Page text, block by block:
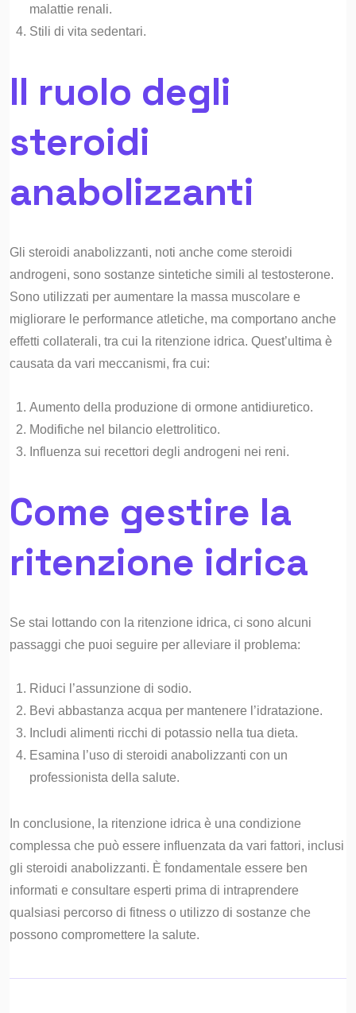
malattie renali.
Stili di vita sedentari.
Il ruolo degli
steroidi
anabolizzanti
Gli steroidi anabolizzanti, noti anche come steroidi
androgeni, sono sostanze sintetiche simili al testosterone.
Sono utilizzati per aumentare la massa muscolare e
migliorare le performance atletiche, ma comportano anche
effetti collaterali, tra cui la ritenzione idrica. Quest’ultima è
causata da vari meccanismi, fra cui:
Aumento della produzione di ormone antidiuretico.
Modifiche nel bilancio elettrolitico.
Influenza sui recettori degli androgeni nei reni.
Come gestire la
ritenzione idrica
Se stai lottando con la ritenzione idrica, ci sono alcuni
passaggi che puoi seguire per alleviare il problema:
Riduci l’assunzione di sodio.
Bevi abbastanza acqua per mantenere l’idratazione.
Includi alimenti ricchi di potassio nella tua dieta.
Esamina l’uso di steroidi anabolizzanti con un
professionista della salute.
In conclusione, la ritenzione idrica è una condizione
complessa che può essere influenzata da vari fattori, inclusi
gli steroidi anabolizzanti. È fondamentale essere ben
informati e consultare esperti prima di intraprendere
qualsiasi percorso di fitness o utilizzo di sostanze che
possono compromettere la salute.